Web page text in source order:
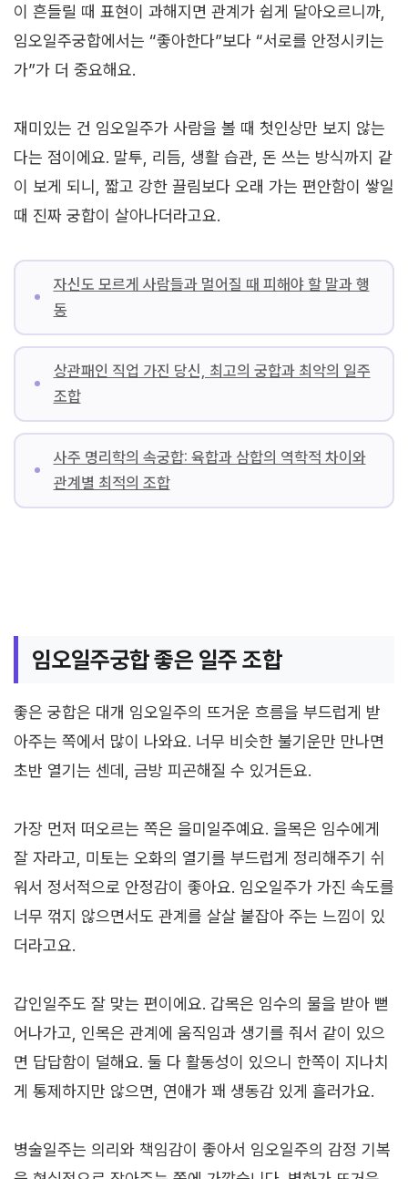
이 흔들릴 때 표현이 과해지면 관계가 쉽게 달아오르니까,
임오일주궁합에서는 “좋아한다”보다 “서로를 안정시키는
가”가 더 중요해요.
재미있는 건 임오일주가 사람을 볼 때 첫인상만 보지 않는
다는 점이에요. 말투, 리듬, 생활 습관, 돈 쓰는 방식까지 같
이 보게 되니, 짧고 강한 끌림보다 오래 가는 편안함이 쌓일
때 진짜 궁합이 살아나더라고요.
자신도 모르게 사람들과 멀어질 때 피해야 할 말과 행
동
상관패인 직업 가진 당신, 최고의 궁합과 최악의 일주
조합
사주 명리학의 속궁합: 육합과 삼합의 역학적 차이와
관계별 최적의 조합
임오일주궁합 좋은 일주 조합
좋은 궁합은 대개 임오일주의 뜨거운 흐름을 부드럽게 받
아주는 쪽에서 많이 나와요. 너무 비슷한 불기운만 만나면
초반 열기는 센데, 금방 피곤해질 수 있거든요.
가장 먼저 떠오르는 쪽은 을미일주예요. 을목은 임수에게
잘 자라고, 미토는 오화의 열기를 부드럽게 정리해주기 쉬
워서 정서적으로 안정감이 좋아요. 임오일주가 가진 속도를
너무 꺾지 않으면서도 관계를 살살 붙잡아 주는 느낌이 있
더라고요.
갑인일주도 잘 맞는 편이에요. 갑목은 임수의 물을 받아 뻗
어나가고, 인목은 관계에 움직임과 생기를 줘서 같이 있으
면 답답함이 덜해요. 둘 다 활동성이 있으니 한쪽이 지나치
게 통제하지만 않으면, 연애가 꽤 생동감 있게 흘러가요.
병술일주는 의리와 책임감이 좋아서 임오일주의 감정 기복